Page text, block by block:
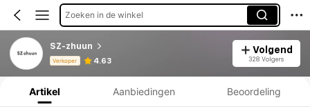
Zoeken in de winkel
SZ-zhuun
Verkoper 4.63
Volgend
328 Volgers
Productinformatie: Prijsopenbaring, Verkoop- en Voorraadgegevens.
Artikel Aanbiedingen Beoordeling